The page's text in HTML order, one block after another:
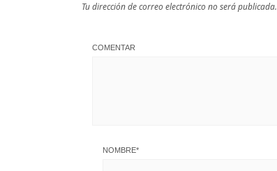
Tu dirección de correo electrónico no será publicada.
COMENTAR
NOMBRE*